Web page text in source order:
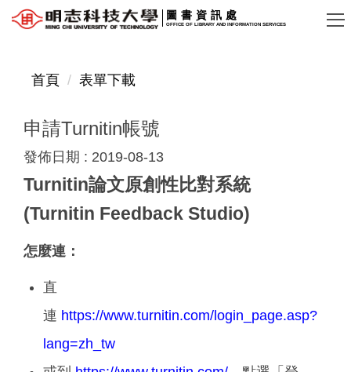
跳
圖書資訊處
OFFICE OF LIBRARY AND INFORMATION SERVICES
首頁 表單下載
申請Turnitin帳號
發佈日期 : 2019-08-13
Turnitin論文原創性比對系統
(Turnitin Feedback Studio)
怎麼連：
直
連 https://www.turnitin.com/login_page.asp?
lang=zh_tw